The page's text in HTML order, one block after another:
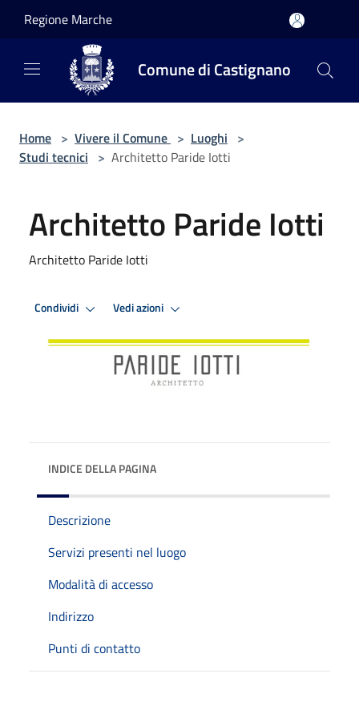
Regione Marche
Comune di Castignano
Home > Vivere il Comune > Luoghi >
Studi tecnici > Architetto Paride Iotti
Architetto Paride Iotti
Architetto Paride Iotti
Condividi Vedi azioni
INDICE DELLA PAGINA
Descrizione
Servizi presenti nel luogo
Modalità di accesso
Indirizzo
Punti di contatto